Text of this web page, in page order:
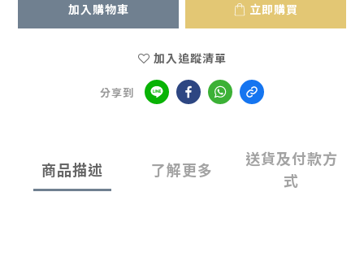
加入購物車 立即購買
加入追蹤清單
分享到
商品描述 了解更多
送貨及付款方
式